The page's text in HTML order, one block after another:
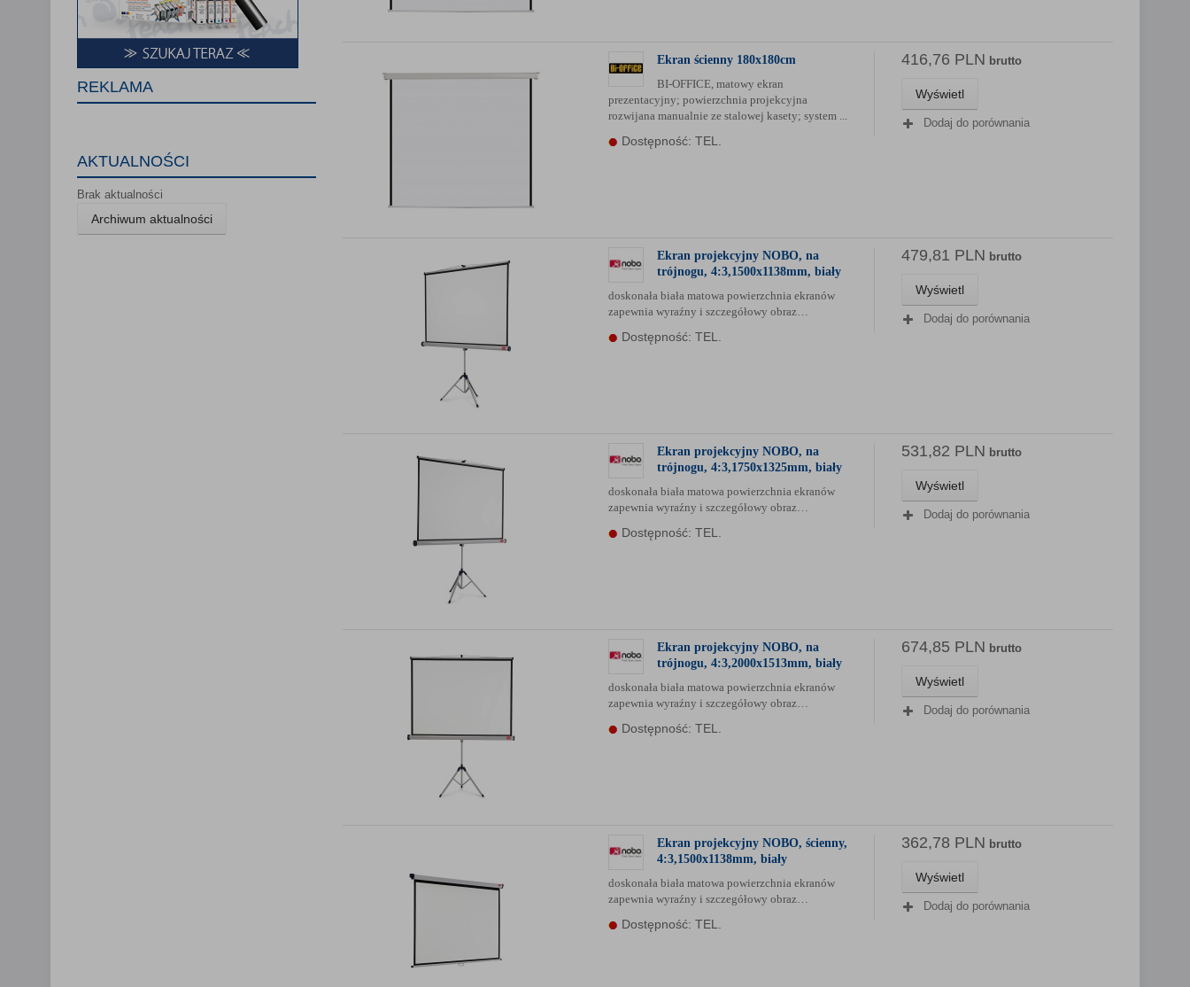
REKLAMA
AKTUALNOŚCI
Brak aktualności
Archiwum aktualności
Ekran ścienny 180x180cm
BI-OFFICE, matowy ekran
prezentacyjny; powierzchnia projekcyjna
rozwijana manualnie ze stalowej kasety; system ...
Dostępność: TEL.
416,76 PLN brutto
Wyświetl
Dodaj do porównania
Ekran projekcyjny NOBO, na
trójnogu, 4:3,1500x1138mm, biały
doskonała biała matowa powierzchnia ekranów
zapewnia wyraźny i szczegółowy obraz…
Dostępność: TEL.
479,81 PLN brutto
Wyświetl
Dodaj do porównania
Ekran projekcyjny NOBO, na
trójnogu, 4:3,1750x1325mm, biały
doskonała biała matowa powierzchnia ekranów
zapewnia wyraźny i szczegółowy obraz…
Dostępność: TEL.
531,82 PLN brutto
Wyświetl
Dodaj do porównania
Ekran projekcyjny NOBO, na
trójnogu, 4:3,2000x1513mm, biały
doskonała biała matowa powierzchnia ekranów
zapewnia wyraźny i szczegółowy obraz…
Dostępność: TEL.
674,85 PLN brutto
Wyświetl
Dodaj do porównania
Ekran projekcyjny NOBO, ścienny,
4:3,1500x1138mm, biały
doskonała biała matowa powierzchnia ekranów
zapewnia wyraźny i szczegółowy obraz…
Dostępność: TEL.
362,78 PLN brutto
Wyświetl
Dodaj do porównania